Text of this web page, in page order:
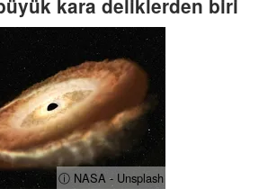
kara deliklerden biri
ⓘ NASA - Unsplash